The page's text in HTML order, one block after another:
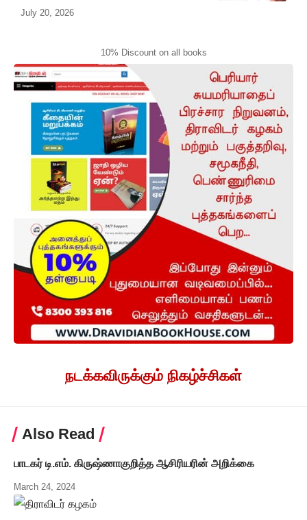
July 20, 2026
10% Discount on all books
நடக்கவிருக்கும் நிகழ்ச்சிகள்
Also Read
பாடகர் டி.எம். கிருஷ்ணாகுறித்த ஆசிரியரின் அறிக்கை
March 24, 2024